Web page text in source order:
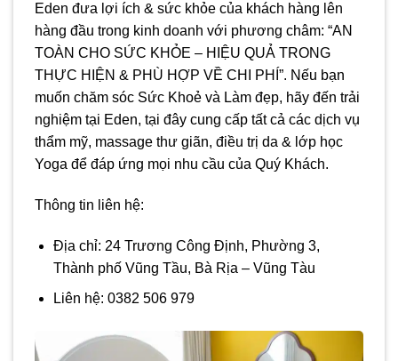
Eden đưa lợi ích & sức khỏe của khách hàng lên
hàng đầu trong kinh doanh với phương châm: “AN
TOÀN CHO SỨC KHỎE – HIỆU QUẢ TRONG
THỰC HIỆN & PHÙ HỢP VỀ CHI PHÍ”. Nếu bạn
muốn chăm sóc Sức Khoẻ và Làm đẹp, hãy đến trải
nghiệm tại Eden, tại đây cung cấp tất cả các dịch vụ
thẩm mỹ, massage thư giãn, điều trị da & lớp học
Yoga để đáp ứng mọi nhu cầu của Quý Khách.
Thông tin liên hệ:
Địa chỉ: 24 Trương Công Định, Phường 3,
Thành phố Vũng Tầu, Bà Rịa – Vũng Tàu
Liên hệ: 0382 506 979